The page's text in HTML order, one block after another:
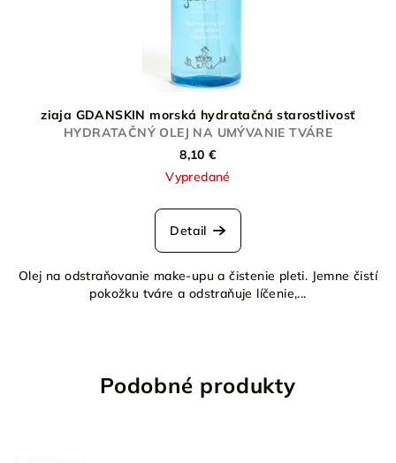
ziaja GDANSKIN morská hydratačná starostlivosť
HYDRATAČNÝ OLEJ NA UMÝVANIE TVÁRE
8,10 €
Vypredané
Detail
Olej na odstraňovanie make-upu a čistenie pleti. Jemne čistí
pokožku tváre a odstraňuje líčenie,...
Podobné produkty